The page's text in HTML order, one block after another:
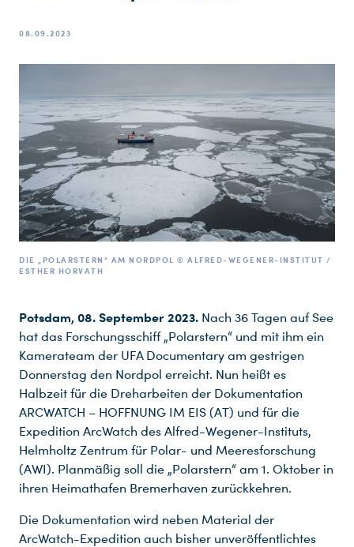
08.09.2023
DIE „POLARSTERN“ AM NORDPOL © ALFRED-WEGENER-INSTITUT /
ESTHER HORVATH
Potsdam, 08. September 2023. Nach 36 Tagen auf See
hat das Forschungsschiff „Polarstern“ und mit ihm ein
Kamerateam der UFA Documentary am gestrigen
Donnerstag den Nordpol erreicht. Nun heißt es
Halbzeit für die Dreharbeiten der Dokumentation
ARCWATCH – HOFFNUNG IM EIS (AT) und für die
Expedition ArcWatch des Alfred-Wegener-Instituts,
Helmholtz Zentrum für Polar- und Meeresforschung
(AWI). Planmäßig soll die „Polarstern“ am 1. Oktober in
ihren Heimathafen Bremerhaven zurückkehren.
Die Dokumentation wird neben Material der
ArcWatch-Expedition auch bisher unveröffentlichtes